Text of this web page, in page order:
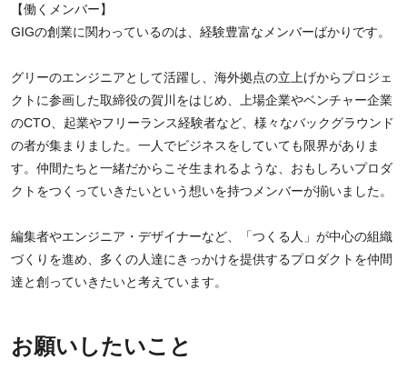
【働くメンバー】
GIGの創業に関わっているのは、経験豊富なメンバーばかりです。
グリーのエンジニアとして活躍し、海外拠点の立上げからプロジェ
クトに参画した取締役の賀川をはじめ、上場企業やベンチャー企業
のCTO、起業やフリーランス経験者など、様々なバックグラウンド
の者が集まりました。一人でビジネスをしていても限界がありま
す。仲間たちと一緒だからこそ生まれるような、おもしろいプロダ
クトをつくっていきたいという想いを持つメンバーが揃いました。
編集者やエンジニア・デザイナーなど、「つくる人」が中心の組織
づくりを進め、多くの人達にきっかけを提供するプロダクトを仲間
達と創っていきたいと考えています。
お願いしたいこと